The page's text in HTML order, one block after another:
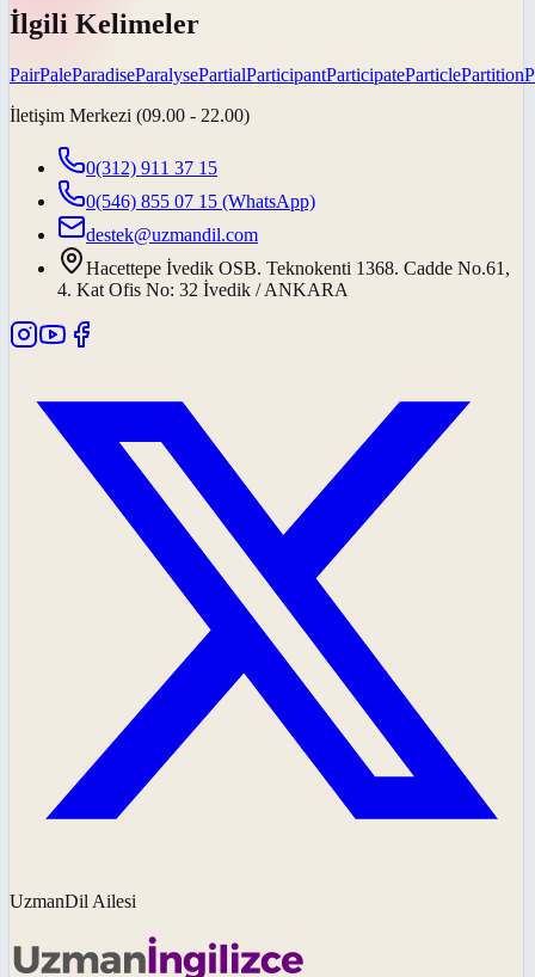
İlgili Kelimeler
PairPaleParadiseParalysePartialParticipantParticipateParticlePartition
İletişim Merkezi (09.00 - 22.00)
0(312) 911 37 15
0(546) 855 07 15 (WhatsApp)
destek@uzmandil.com
Hacettepe İvedik OSB. Teknokenti 1368. Cadde No.61,
4. Kat Ofis No: 32 İvedik / ANKARA
UzmanDil Ailesi